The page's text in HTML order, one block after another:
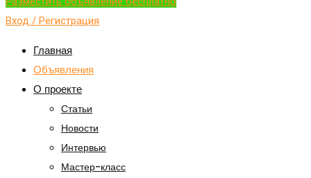
Вход / Регистрация
Главная
Объявления
О проекте
Статьи
Новости
Интервью
Мастер-класс